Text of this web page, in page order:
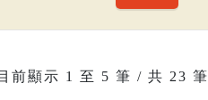
前顯示 1 至 5 筆 / 共 23 筆